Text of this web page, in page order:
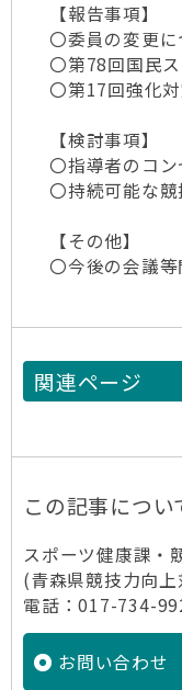
【報告事項】
〇委員の変更に
〇第78回国民
〇第17回強化
【検討事項】
〇指導者のコ
〇持続可能な
【その他】
〇今後の会議
関連ページ
この記事につ
スポーツ健康課・
(青森県競技力向
電話：017-734-
お問い合わせ